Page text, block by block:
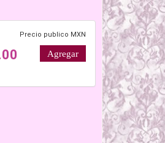
Precio publico MXN